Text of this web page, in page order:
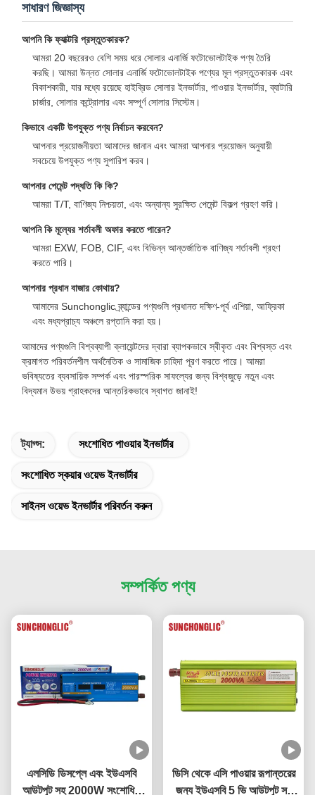
সাধারণ জিজ্ঞাস্য
আপনি কি ফ্যাক্টরি প্রস্তুতকারক?
আমরা 20 বছরেরও বেশি সময় ধরে সোলার এনার্জি ফটোভোলটাইক পণ্য তৈরি
করছি। আমরা উন্নত সোলার এনার্জি ফটোভোলটাইক পণ্যের মূল প্রস্তুতকারক এবং
বিকাশকারী, যার মধ্যে রয়েছে হাইব্রিড সোলার ইনভার্টার, পাওয়ার ইনভার্টার, ব্যাটারি
চার্জার, সোলার কন্ট্রোলার এবং সম্পূর্ণ সোলার সিস্টেম।
কিভাবে একটি উপযুক্ত পণ্য নির্বাচন করবেন?
আপনার প্রয়োজনীয়তা আমাদের জানান এবং আমরা আপনার প্রয়োজন অনুযায়ী
সবচেয়ে উপযুক্ত পণ্য সুপারিশ করব।
আপনার পেমেন্ট পদ্ধতি কি কি?
আমরা T/T, বাণিজ্য নিশ্চয়তা, এবং অন্যান্য সুরক্ষিত পেমেন্ট বিকল্প গ্রহণ করি।
আপনি কি মূল্যের শর্তাবলী অফার করতে পারেন?
আমরা EXW, FOB, CIF, এবং বিভিন্ন আন্তর্জাতিক বাণিজ্য শর্তাবলী গ্রহণ
করতে পারি।
আপনার প্রধান বাজার কোথায়?
আমাদের Sunchonglic ব্র্যান্ডের পণ্যগুলি প্রধানত দক্ষিণ-পূর্ব এশিয়া, আফ্রিকা
এবং মধ্যপ্রাচ্য অঞ্চলে রপ্তানি করা হয়।
আমাদের পণ্যগুলি বিশ্বব্যাপী ক্লায়েন্টদের দ্বারা ব্যাপকভাবে স্বীকৃত এবং বিশ্বস্ত এবং
ক্রমাগত পরিবর্তনশীল অর্থনৈতিক ও সামাজিক চাহিদা পূরণ করতে পারে। আমরা
ভবিষ্যতের ব্যবসায়িক সম্পর্ক এবং পারস্পরিক সাফল্যের জন্য বিশ্বজুড়ে নতুন এবং
বিদ্যমান উভয় গ্রাহকদের আন্তরিকভাবে স্বাগত জানাই!
ট্যাগ্স: সংশোধিত পাওয়ার ইনভার্টার
সংশোধিত স্কয়ার ওয়েভ ইনভার্টার
সাইনস ওয়েভ ইনভার্টার পরিবর্তন করুন
সম্পর্কিত পণ্য
এলসিডি ডিসপ্লে এবং ইউএসবি
আউটপুট সহ 2000W সংশোধিত
ডিসি থেকে এসি পাওয়ার রূপান্তরের
জন্য ইউএসবি 5 ভি আউটপুট সহ